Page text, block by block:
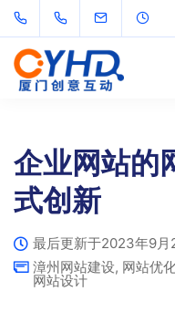
企业网站的
式创新
最后更新于2023年9月
漳州网站建设, 网站优
网站设计